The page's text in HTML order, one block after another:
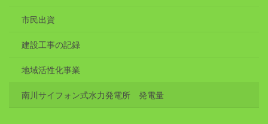
市民出資
建設工事の記録
地域活性化事業
南川サイフォン式水力発電所 発電量